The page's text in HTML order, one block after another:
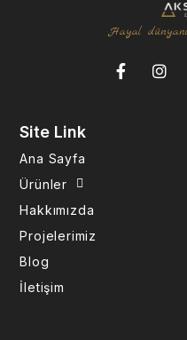
Hayal
F
a
I
Site Link
Ana Sayfa
Ürünler
Hakkımızda
Projelerimiz
Blog
İletişim